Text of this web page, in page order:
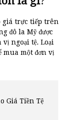
giá trực tiếp trên
đô la Mỹ được
ngoại tệ. Loại
mua một đơn vị
Giá Tiền Tệ